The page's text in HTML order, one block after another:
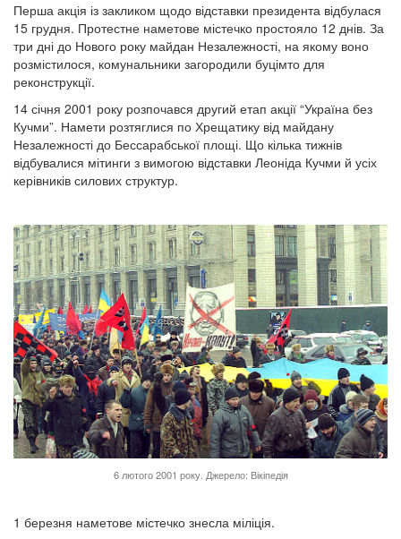
Перша акція із закликом щодо відставки президента відбулася
15 грудня. Протестне наметове містечко простояло 12 днів. За
три дні до Нового року майдан Незалежності, на якому воно
розмістилося, комунальники загородили буцімто для
реконструкції.
14 січня 2001 року розпочався другий етап акції “Україна без
Кучми”. Намети розтяглися по Хрещатику від майдану
Незалежності до Бессарабської площі. Що кілька тижнів
відбувалися мітинги з вимогою відставки Леоніда Кучми й усіх
керівників силових структур.
6 лютого 2001 року. Джерело: Вікіпедія
1 березня наметове містечко знесла міліція.